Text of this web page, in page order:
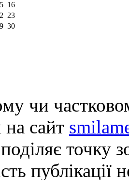
16
23
30
чи
сайт
точку
публікації